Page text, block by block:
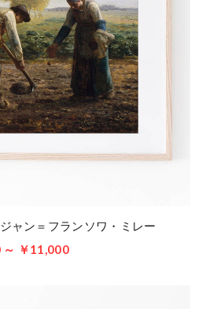
ャン＝フランソワ・ミレー
～ ￥11,000